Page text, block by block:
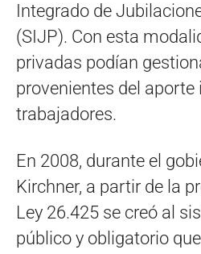
Integrado de
(SIJP). Con esta
privadas podían
provenientes del aporte
trabajadores.
En 2008, durante el
Kirchner, a partir de la
Ley 26.425 se creó al
público y obligatorio